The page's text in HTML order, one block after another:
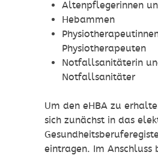
Altenpflegerinnen
Hebammen
Physiotherapeuten
Notfallsanitäterin
Notfallsanitäter
Um den eHBA zu
sich zunächst in das
eintragen. Im Anschluss